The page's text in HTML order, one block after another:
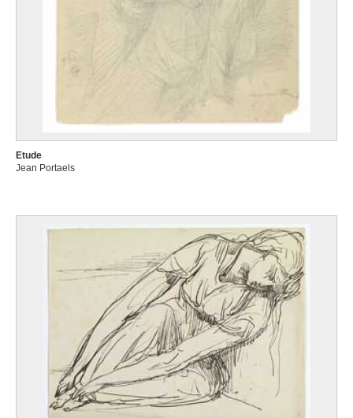
Etude
Jean Portaels